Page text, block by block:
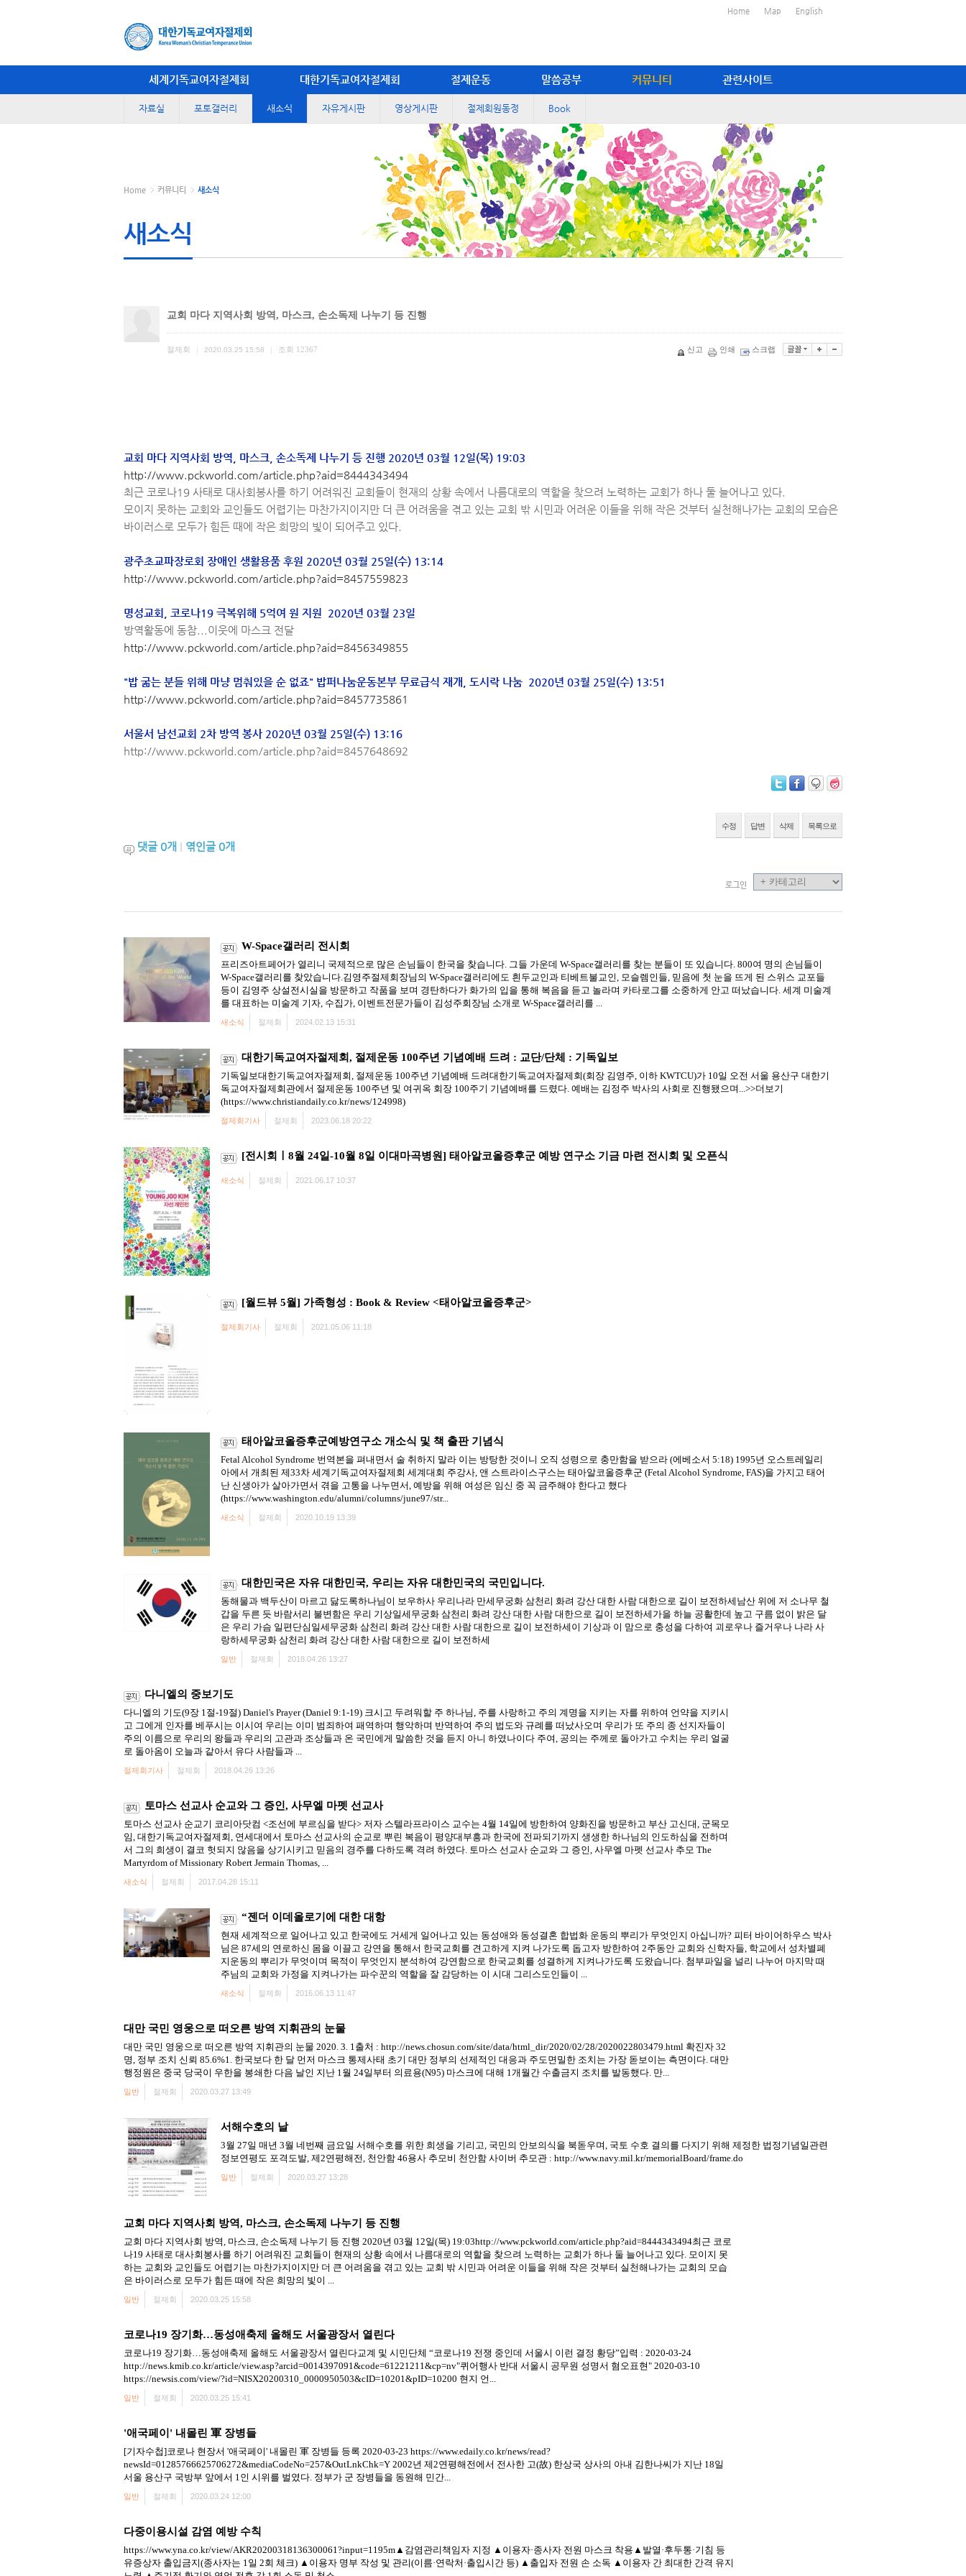
Home Map English
세계기독교여자절제회 대한기독교여자절제회 절제운동 말씀공부 커뮤니티 관련사이트
자료실 포토갤러리 새소식 자유게시판 영상게시판 절제회원동정 Book
Home 커뮤니티 새소식
새소식
교회 마다 지역사회 방역, 마스크, 손소독제 나누기 등 진행
절제회 2020.03.25 15:58 조회 12367 신고 인쇄 스크랩
교회 마다 지역사회 방역, 마스크, 손소독제 나누기 등 진행 2020년 03월 12일(목) 19:03
http://www.pckworld.com/article.php?aid=8444343494
최근 코로나19 사태로 대사회봉사를 하기 어려워진 교회들이 현재의 상황 속에서 나름대로의 역할을 찾으려 노력하는 교회가 하나 둘 늘어나고 있다.
모이지 못하는 교회와 교인들도 어렵기는 마찬가지이지만 더 큰 어려움을 겪고 있는 교회 밖 시민과 어려운 이들을 위해 작은 것부터 실천해나가는 교회의 모습은
바이러스로 모두가 힘든 때에 작은 희망의 빛이 되어주고 있다.
광주초교파장로회 장애인 생활용품 후원 2020년 03월 25일(수) 13:14
http://www.pckworld.com/article.php?aid=8457559823
명성교회, 코로나19 극복위해 5억여 원 지원 2020년 03월 23일
방역활동에 동참...이웃에 마스크 전달
http://www.pckworld.com/article.php?aid=8456349855
"밥 굶는 분들 위해 마냥 멈춰있을 순 없죠" 밥퍼나눔운동본부 무료급식 재개, 도시락 나눔 2020년 03월 25일(수) 13:51
http://www.pckworld.com/article.php?aid=8457735861
서울서 남선교회 2차 방역 봉사 2020년 03월 25일(수) 13:16
http://www.pckworld.com/article.php?aid=8457648692
수정 답변 삭제 목록으로
댓글 0개 | 엮인글 0개
로그인
W-Space갤러리 전시회
프리즈아트페어가 열리니 국제적으로 많은 손님들이 한국을 찾습니다. 그들 가운데 W-Space갤러리를 찾는 분들이 또 있습니다. 800여 명의 손님들이
W-Space갤러리를 찾았습니다.김영주절제회장님의 W-Space갤러리에도 흰두교인과 티베트불교인, 모슬렘인들, 믿음에 첫 눈을 뜨게 된 스위스 교포들
등이 김영주 상설전시실을 방문하고 작품을 보며 경탄하다가 화가의 입을 통해 복음을 듣고 놀라며 카타로그를 소중하게 안고 떠났습니다. 세계 미술계
를 대표하는 미술계 기자, 수집가, 이벤트전문가들이 김성주회장님 소개로 W-Space갤러리를 ...
새소식 절제회 2024.02.13 15:31
대한기독교여자절제회, 절제운동 100주년 기념예배 드려 : 교단/단체 : 기독일보
기독일보대한기독교여자절제회, 절제운동 100주년 기념예배 드려대한기독교여자절제회(회장 김영주, 이하 KWTCU)가 10일 오전 서울 용산구 대한기
독교여자절제회관에서 절제운동 100주년 및 여귀옥 회장 100주기 기념예배를 드렸다. 예배는 김정주 박사의 사회로 진행됐으며...>>더보기
(https://www.christiandaily.co.kr/news/124998)
절제회기사 절제회 2023.06.18 20:22
[전시회ㅣ8월 24일-10월 8일 이대마곡병원] 태아알코올증후군 예방 연구소 기금 마련 전시회 및 오픈식
새소식 절제회 2021.06.17 10:37
[월드뷰 5월] 가족형성 : Book & Review <태아알코올증후군>
절제회기사 절제회 2021.05.06 11:18
태아알코올증후군예방연구소 개소식 및 책 출판 기념식
Fetal Alcohol Syndrome 번역본을 펴내면서 술 취하지 말라 이는 방탕한 것이니 오직 성령으로 충만함을 받으라 (에베소서 5:18) 1995년 오스트레일리
아에서 개최된 제33차 세계기독교여자절제회 세계대회 주강사, 앤 스트라이스구스는 태아알코올증후군 (Fetal Alcohol Syndrome, FAS)을 가지고 태어
난 신생아가 살아가면서 겪을 고통을 나누면서, 예방을 위해 여성은 임신 중 꼭 금주해야 한다고 했다
(https://www.washington.edu/alumni/columns/june97/str...
새소식 절제회 2020.10.19 13:39
대한민국은 자유 대한민국, 우리는 자유 대한민국의 국민입니다.
동해물과 백두산이 마르고 닳도록하나님이 보우하사 우리나라 만세무궁화 삼천리 화려 강산 대한 사람 대한으로 길이 보전하세남산 위에 저 소나무 철
갑을 두른 듯 바람서리 불변함은 우리 기상일세무궁화 삼천리 화려 강산 대한 사람 대한으로 길이 보전하세가을 하늘 공활한데 높고 구름 없이 밝은 달
은 우리 가슴 일편단심일세무궁화 삼천리 화려 강산 대한 사람 대한으로 길이 보전하세이 기상과 이 맘으로 충성을 다하여 괴로우나 즐거우나 나라 사
랑하세무궁화 삼천리 화려 강산 대한 사람 대한으로 길이 보전하세
일반 절제회 2018.04.26 13:27
다니엘의 중보기도
다니엘의 기도(9장 1절-19절) Daniel's Prayer (Daniel 9:1-19) 크시고 두려워할 주 하나님, 주를 사랑하고 주의 계명을 지키는 자를 위하여 언약을 지키시
고 그에게 인자를 베푸시는 이시여 우리는 이미 범죄하여 패역하며 행악하며 반역하여 주의 법도와 규례를 떠났사오며 우리가 또 주의 종 선지자들이
주의 이름으로 우리의 왕들과 우리의 고관과 조상들과 온 국민에게 말씀한 것을 듣지 아니 하였나이다 주여, 공의는 주께로 돌아가고 수치는 우리 얼굴
로 돌아옴이 오늘과 같아서 유다 사람들과 ...
절제회기사 절제회 2018.04.26 13:26
토마스 선교사 순교와 그 증인, 사무엘 마펫 선교사
토마스 선교사 순교기 코리아닷컴 <조선에 부르심을 받다> 저자 스텔라프라이스 교수는 4월 14일에 방한하여 양화진을 방문하고 부산 고신대, 군목모
임, 대한기독교여자절제회, 연세대에서 토마스 선교사의 순교로 뿌린 복음이 평양대부흥과 한국에 전파되기까지 생생한 하나님의 인도하심을 전하며
서 그의 희생이 결코 헛되지 않음을 상기시키고 믿음의 경주를 다하도록 격려 하였다. 토마스 선교사 순교와 그 증인, 사무엘 마펫 선교사 추모 The
Martyrdom of Missionary Robert Jermain Thomas, ...
새소식 절제회 2017.04.28 15:11
“젠더 이데올로기에 대한 대항
현재 세계적으로 일어나고 있고 한국에도 거세게 일어나고 있는 동성애와 동성결혼 합법화 운동의 뿌리가 무엇인지 아십니까? 피터 바이어하우스 박사
님은 87세의 연로하신 몸을 이끌고 강연을 통해서 한국교회를 견고하게 지켜 나가도록 돕고자 방한하여 2주동안 교회와 신학자들, 학교에서 성차별폐
지운동의 뿌리가 무엇이며 목적이 무엇인지 분석하여 강연함으로 한국교회를 성결하게 지켜나가도록 도왔습니다. 첨부파일을 널리 나누어 마지막 때
주님의 교회와 가정을 지켜나가는 파수꾼의 역할을 잘 감당하는 이 시대 그리스도인들이 ...
새소식 절제회 2016.06.13 11:47
대만 국민 영웅으로 떠오른 방역 지휘관의 눈물
대만 국민 영웅으로 떠오른 방역 지휘관의 눈물 2020. 3. 1출처 : http://news.chosun.com/site/data/html_dir/2020/02/28/2020022803479.html 확진자 32
명, 정부 조치 신뢰 85.6%1. 한국보다 한 달 먼저 마스크 통제사태 초기 대만 정부의 선제적인 대응과 주도면밀한 조치는 가장 돋보이는 측면이다. 대만
행정원은 중국 당국이 우한을 봉쇄한 다음 날인 지난 1월 24일부터 의료용(N95) 마스크에 대해 1개월간 수출금지 조치를 발동했다. 만...
일반 절제회 2020.03.27 13:49
서해수호의 날
3월 27일 매년 3월 네번째 금요일 서해수호를 위한 희생을 기리고, 국민의 안보의식을 북돋우며, 국토 수호 결의를 다지기 위해 제정한 법정기념일관련
정보연평도 포격도발, 제2연평해전, 천안함 46용사 추모비 천안함 사이버 추모관 : http://www.navy.mil.kr/memorialBoard/frame.do
일반 절제회 2020.03.27 13:28
교회 마다 지역사회 방역, 마스크, 손소독제 나누기 등 진행
교회 마다 지역사회 방역, 마스크, 손소독제 나누기 등 진행 2020년 03월 12일(목) 19:03http://www.pckworld.com/article.php?aid=8444343494최근 코로
나19 사태로 대사회봉사를 하기 어려워진 교회들이 현재의 상황 속에서 나름대로의 역할을 찾으려 노력하는 교회가 하나 둘 늘어나고 있다. 모이지 못
하는 교회와 교인들도 어렵기는 마찬가지이지만 더 큰 어려움을 겪고 있는 교회 밖 시민과 어려운 이들을 위해 작은 것부터 실천해나가는 교회의 모습
은 바이러스로 모두가 힘든 때에 작은 희망의 빛이 ...
일반 절제회 2020.03.25 15:58
코로나19 장기화…동성애축제 올해도 서울광장서 열린다
코로나19 장기화…동성애축제 올해도 서울광장서 열린다교계 및 시민단체 “코로나19 전쟁 중인데 서울시 이런 결정 황당”입력 : 2020-03-24
http://news.kmib.co.kr/article/view.asp?arcid=0014397091&code=61221211&cp=nv"퀴어행사 반대 서울시 공무원 성명서 혐오표현" 2020-03-10
https://newsis.com/view/?id=NISX20200310_0000950503&cID=10201&pID=10200 현지 언...
일반 절제회 2020.03.25 15:41
'애국페이' 내몰린 軍 장병들
[기자수첩]코로나 현장서 '애국페이' 내몰린 軍 장병들 등록 2020-03-23 https://www.edaily.co.kr/news/read?
newsId=01285766625706272&mediaCodeNo=257&OutLnkChk=Y 2002년 제2연평해전에서 전사한 고(故) 한상국 상사의 아내 김한나씨가 지난 18일
서울 용산구 국방부 앞에서 1인 시위를 벌였다. 정부가 군 장병들을 동원해 민간...
일반 절제회 2020.03.24 12:00
다중이용시설 감염 예방 수칙
https://www.yna.co.kr/view/AKR20200318136300061?input=1195m▲감염관리책임자 지정 ▲이용자·종사자 전원 마스크 착용▲발열·후두통·기침 등
유증상자 출입금지(종사자는 1일 2회 체크) ▲이용자 명부 작성 및 관리(이름·연락처·출입시간 등) ▲출입자 전원 손 소독 ▲이용자 간 최대한 간격 유지